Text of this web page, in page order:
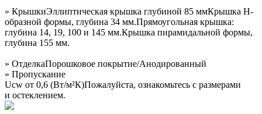
» КрышкиЭллиптическая крышка глубиной 85 ммКрышка Н-
образной формы, глубина 34 мм.Прямоугольная крышка:
глубина 14, 19, 100 и 145 мм.Крышка пирамидальной формы,
глубина 155 мм.
» ОтделкаПорошковое покрытие/Анодированный
» Пропускание
Ucw от 0,6 (Вт/м²К)Пожалуйста, ознакомьтесь с размерами
и остеклением.